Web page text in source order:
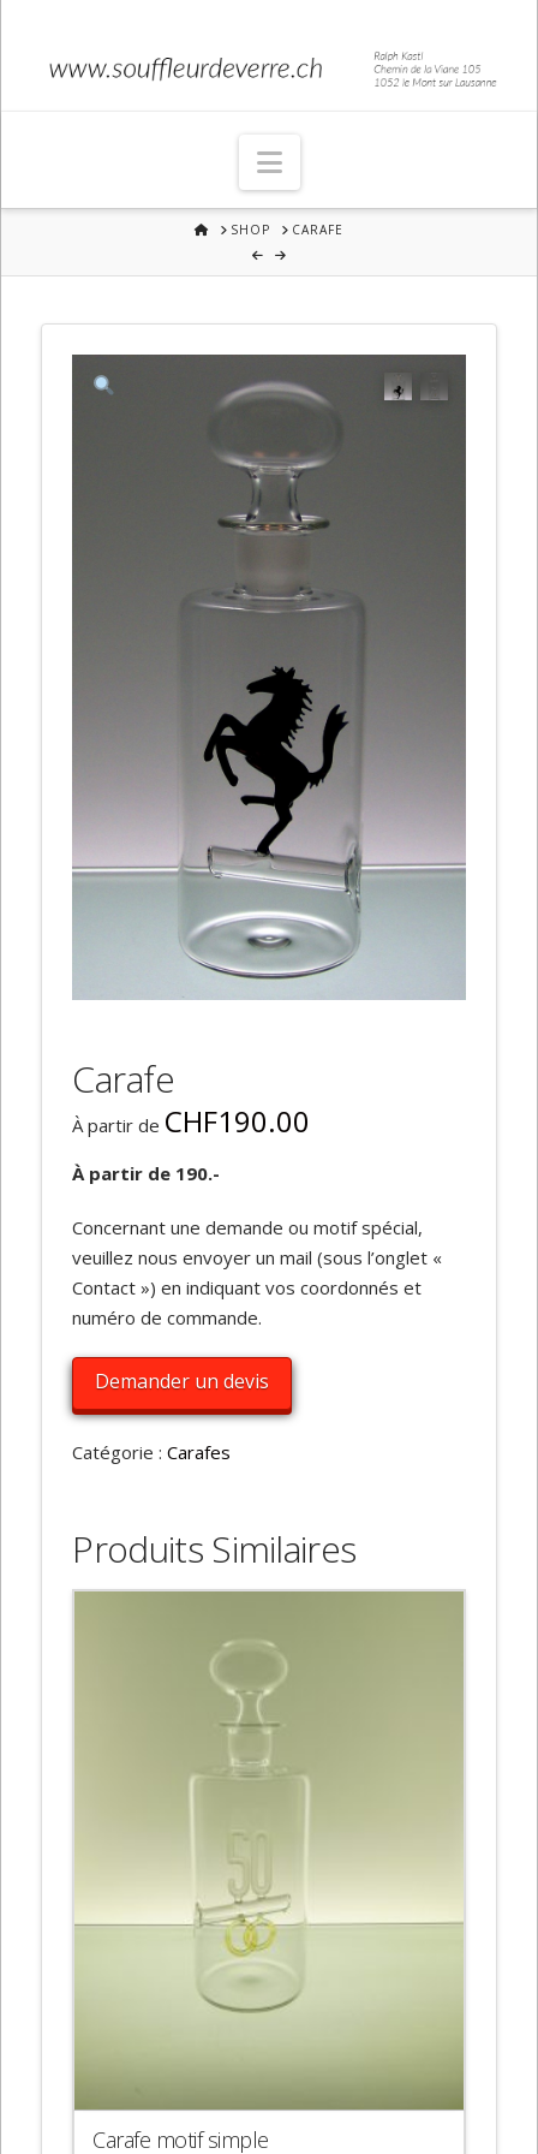
Navigation
HOMESHOP CARAFE
Carafe
À partir de CHF190.00
À partir de 190.-
Concernant une demande ou motif spécial,
veuillez nous envoyer un mail (sous l’onglet «
Contact ») en indiquant vos coordonnés et
numéro de commande.
Demander un devis Alternative:
Catégorie :Carafes
Produits Similaires
Carafe motif simple